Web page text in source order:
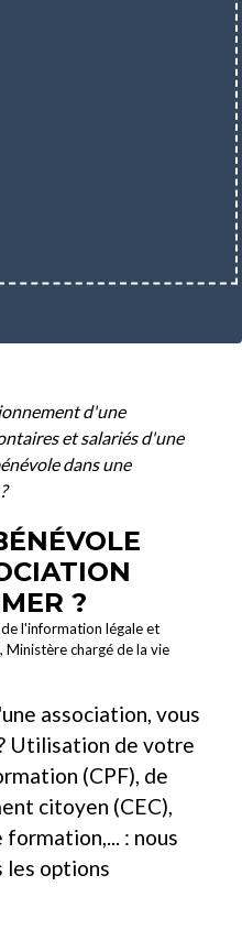
d'une
et salariés d'une
dans une
?
l'information légale et
chargé de la vie
association, vous
Utilisation de votre
(CPF), de
citoyen (CEC),
: nous
les options